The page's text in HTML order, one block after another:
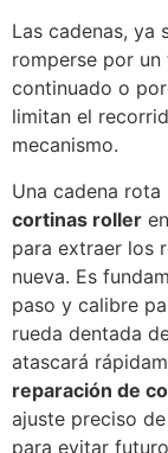
Las cadenas, ya
romperse por
continuado o
limitan el
mecanismo.
Una cadena
cortinas roller
para extraer los
nueva. Es
paso y calibre
rueda dentada
atascará
reparación de
ajuste preciso
para evitar